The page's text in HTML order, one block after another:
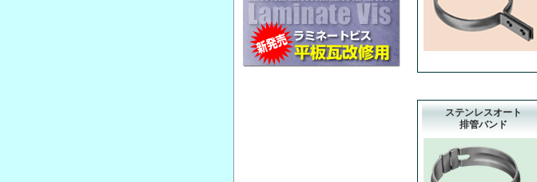
ステンレスオート
排管バンド